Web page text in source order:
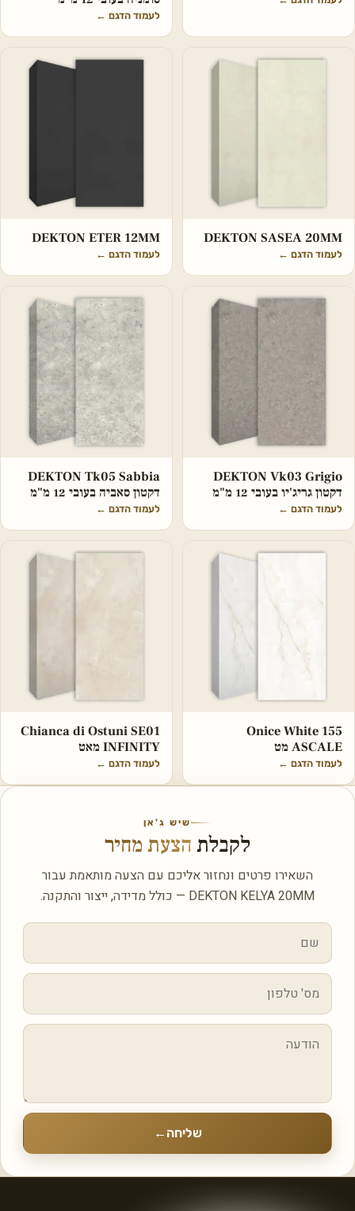
לעמוד הדגם ←
DEKTON SASEA 20MM
לעמוד הדגם ←
DEKTON ETER 12MM
לעמוד הדגם ←
DEKTON Vk03 Grigio
דקטון גריג'יו בעובי 12 מ"מ
לעמוד הדגם ←
DEKTON Tk05 Sabbia
דקטון סאביה בעובי 12 מ"מ
לעמוד הדגם ←
Onice White 155
ASCALE מט
לעמוד הדגם ←
Chianca di Ostuni SE01
INFINITY מאט
לעמוד הדגם ←
שיש ג'אן
לקבלת הצעת מחיר
השאירו פרטים ונחזור אליכם עם הצעה מותאמת עבור
DEKTON KELYA 20MM — כולל מדידה, ייצור והתקנה.
שליחה ←